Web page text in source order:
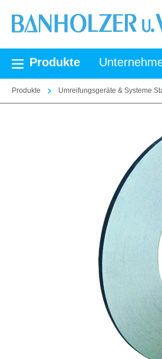
Zur Hauptnavigation
Produkte
Produkte Umreifungsgeräte & Systeme